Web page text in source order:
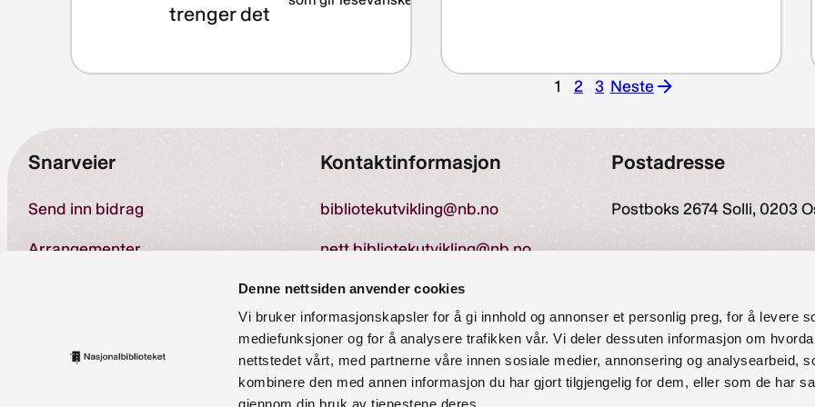
Denne nettsiden anvender cookies
Vi bruker informasjonskapsler for å gi innhold og annonser et personlig preg, for å levere
mediefunksjoner og for å analysere trafikken vår. Vi deler dessuten informasjon om
nettstedet vårt, med partnerne våre innen sosiale medier, annonsering og analysearbeid,
kombinere den med annen informasjon du har gjort tilgjengelig for dem, eller som de har
trenger det
1 2 3 Neste
Neste
Snarveier
Send inn bidrag
Arrangementer
Tilgjengelighetserklæring
Kontaktinformasjon
bibliotekutvikling@nb.no
nett.bibliotekutvikling@nb.no
Telefon:23 27 60 00
Postadresse
Postboks 2674 Solli, 0203